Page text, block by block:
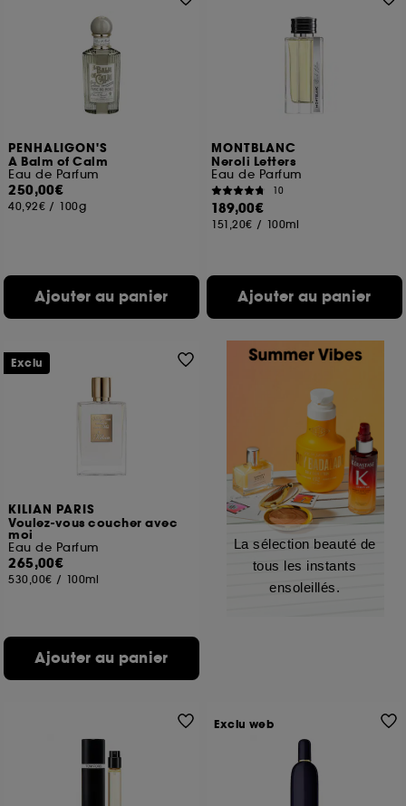
PENHALIGON'S
A Balm of Calm
Eau de Parfum
250,00€
40,92€ / 100g
Ajouter au panier
MONTBLANC
Neroli Letters
Eau de Parfum
10
189,00€
151,20€ / 100ml
Ajouter au panier
KILIAN PARIS
Voulez-vous coucher avec
moi
Eau de Parfum
265,00€
530,00€ / 100ml
Ajouter au panier
Exclu
La sélection beauté de
tous les instants
ensoleillés.
Exclu web